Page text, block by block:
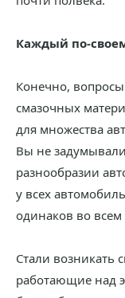
Каждый
Конечно, вопросы
смазочных
для множества
Вы не
разнообразии
у всех
одинаков во всем
Стали возникать
работающие над